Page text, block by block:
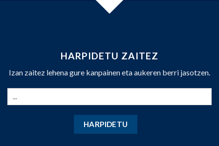
HARPIDETU ZAITEZ
Izan zaitez lehena gure kanpainen eta aukeren berri jasotzen.